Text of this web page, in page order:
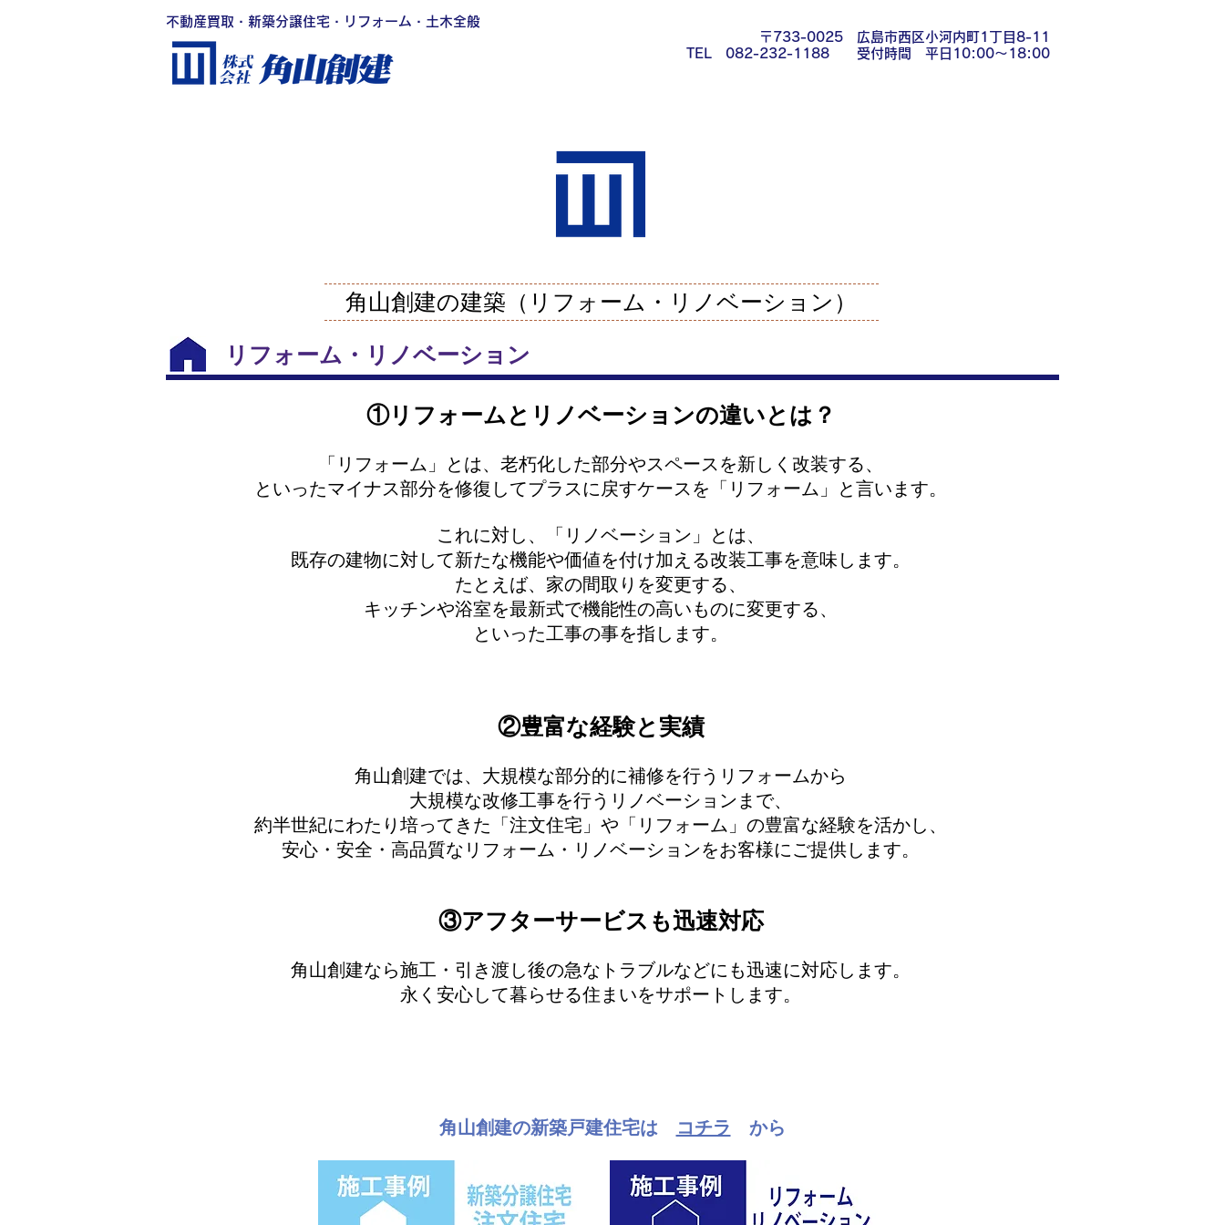
〒733-0025 広島市西区小河内町1丁目8-11
TEL 082-232-1188 受付時間 平日10:00～18:00
不動産買取・新築分譲住宅・リフォーム・土木全般
角山創建の建築（リフォーム・リノベーション）
​リフォーム・リノベーション
①リフォームとリノベーションの違いとは？
「リフォーム」とは、老朽化した部分やスペースを新しく改装する、
といったマイナス部分を修復してプラスに戻すケースを「リフォーム」と言います。
これに対し、「リノベーション」とは、
既存の建物に対して新たな機能や価値を付け加える改装工事を意味します。
たとえば、家の間取りを変更する、
キッチンや浴室を最新式で機能性の高いものに変更する、
といった工事の事を指します。
②豊富な経験と実績
角山創建では、大規模な部分的に補修を行うリフォームから
大規模な改修工事を行うリノベーションまで、
約半世紀にわたり培ってきた「注文住宅」や「リフォーム」の豊富な経験を活かし、
安心・安全・高品質なリフォーム・リノベーションをお客様にご提供します。
③アフターサービスも迅速対応
角山創建なら施工・引き渡し後の急なトラブルなどにも迅速に対応します。
永く安心して暮らせる住まいをサポートします。
角山創建の新築戸建住宅は コチラ から